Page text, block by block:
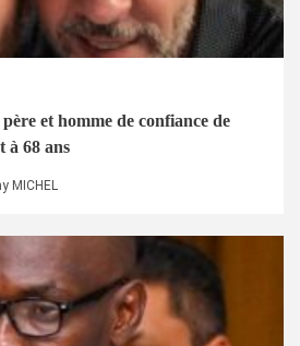
et homme de confiance de
à 68 ans
MICHEL